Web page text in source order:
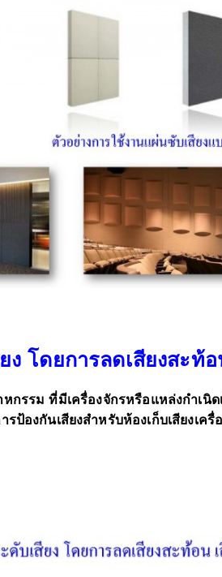
ง โดยการลดเสียงสะท้
รรม ที่มีเครื่องจักรหรือแหล่งกำเ
องกันเสียงสำหรับห้องเก็บเสียงเครื่